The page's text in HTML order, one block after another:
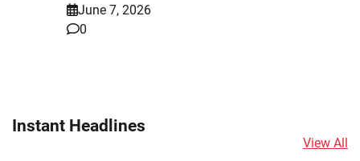
June 7, 2026
0
Instant Headlines
View All